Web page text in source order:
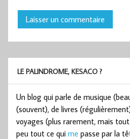
LE PALINDROME, KESACO ?
Un blog qui parle de musique
(souvent), de livres
voyages (plus rarement, mais
peu tout ce qui me passe par la